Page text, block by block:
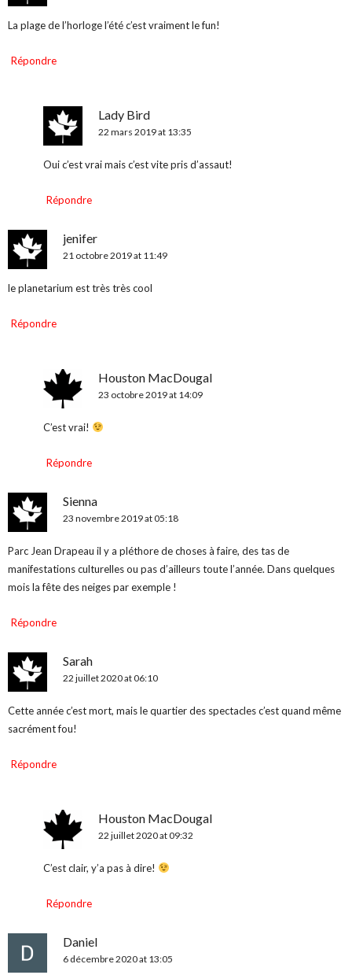
La plage de l’horloge l’été c’est vraiment le fun!
Répondre
Lady Bird
22 mars 2019 at 13:35
Oui c’est vrai mais c’est vite pris d’assaut!
Répondre
jenifer
21 octobre 2019 at 11:49
le planetarium est très très cool
Répondre
Houston MacDougal
23 octobre 2019 at 14:09
C’est vrai!
Répondre
Sienna
23 novembre 2019 at 05:18
Parc Jean Drapeau il y a pléthore de choses à faire, des tas de
manifestations culturelles ou pas d’ailleurs toute l’année. Dans quelques
mois la fête des neiges par exemple !
Répondre
Sarah
22 juillet 2020 at 06:10
Cette année c’est mort, mais le quartier des spectacles c’est quand même
sacrément fou!
Répondre
Houston MacDougal
22 juillet 2020 at 09:32
C’est clair, y’a pas à dire!
Répondre
Daniel
6 décembre 2020 at 13:05